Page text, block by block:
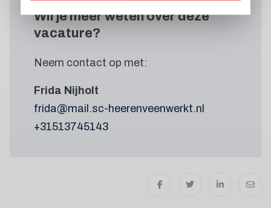
Wil je meer wetenover deze
vacature?
Neem contact op met:
Frida Nijholt
frida@mail.sc-heerenveenwerkt.nl
+31513745143